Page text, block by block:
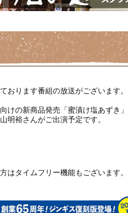
おります番組の放送がございます。
けの新商品発売「蜜漬け塩あずき」
明裕さんがご出演予定です。
イムフリー機能もございます。